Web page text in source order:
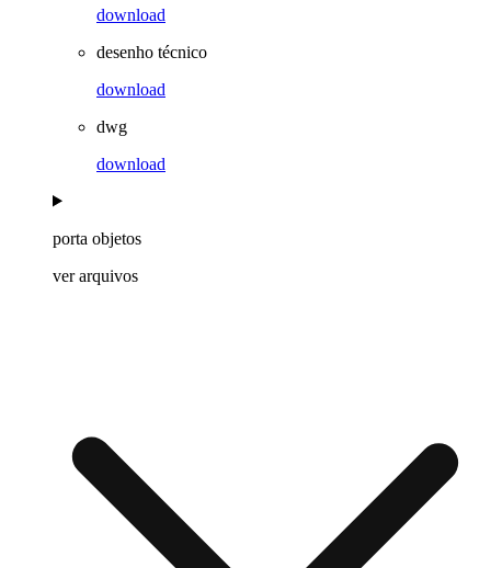
download
desenho técnico
download
dwg
download
porta objetos
ver arquivos